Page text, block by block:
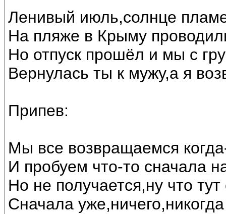
Ленивый июль,солнце
На пляже в Крыму
Но отпуск прошёл и мы с
Вернулась ты к мужу,а я
Припев:
Мы все возвращаемся
И пробуем что-то сначала
Но не получается,ну что тут
Сначала